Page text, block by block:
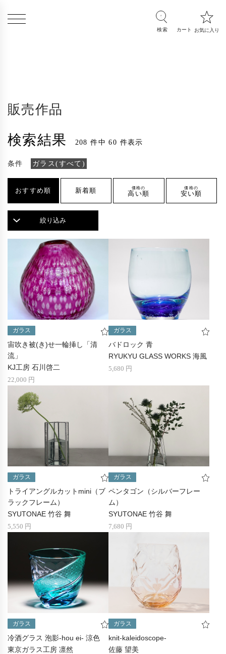
販売作品
検索結果 208 件中 60 件表示
条件 ガラス(すべて)
おすすめ順 新着順 価格の
高い順
価格の
安い順
絞り込み
ガラス
宙吹き被(き)せ一輪挿し「清
流」
KJ工房 石川啓二
22,000 円
ガラス
バドロック 青
RYUKYU GLASS WORKS 海風
5,680 円
ガラス
トライアングルカットmini（ブ
ラックフレーム）
SYUTONAE 竹谷 舞
5,550 円
ガラス
ペンタゴン（シルバーフレー
ム）
SYUTONAE 竹谷 舞
7,680 円
ガラス
冷酒グラス 泡影-hou ei- 涼色
東京ガラス工房 凛然
ガラス
knit-kaleidoscope-
佐藤 望美